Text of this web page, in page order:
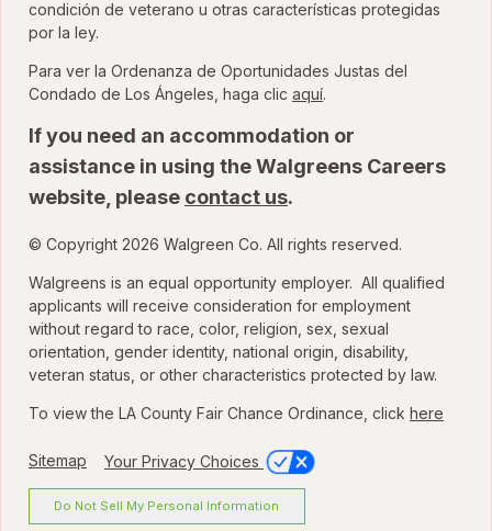
condición de veterano u otras características protegidas
por la ley.
Para ver la Ordenanza de Oportunidades Justas del
Condado de Los Ángeles, haga clic aquípara ver la
.
If you need an accommodation or
assistance in using the Walgreens Careers
website, please contact us.
© Copyright 2026 Walgreen Co. All rights reserved.
Walgreens is an equal opportunity employer. All qualified
applicants will receive consideration for employment
without regard to race, color, religion, sex, sexual
orientation, gender identity, national origin, disability,
veteran status, or other characteristics protected by law.
To view the LA County Fair Chance Ordinance, click here
Sitemap Your Privacy Choices
Do Not Sell My Personal Information